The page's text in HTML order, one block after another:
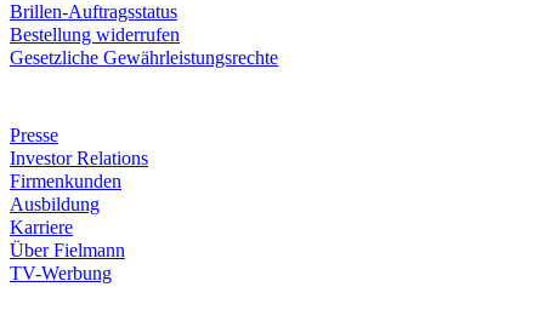
Brillen-Auftragsstatus
Bestellung widerrufen
Gesetzliche Gewährleistungsrechte
Presse
Investor Relations
Firmenkunden
Ausbildung
Karriere
Über Fielmann
TV-Werbung